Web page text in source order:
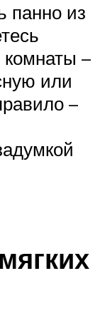
панно из
–
или
–